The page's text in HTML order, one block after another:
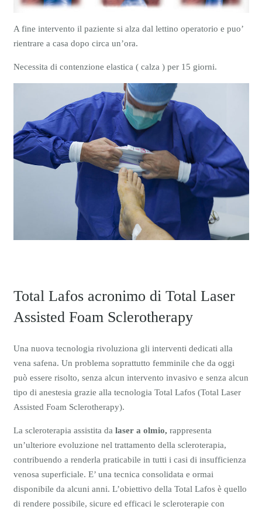
A fine intervento il paziente si alza dal lettino operatorio e puo’
rientrare a casa dopo circa un’ora.
Necessita di contenzione elastica ( calza ) per 15 giorni.
Total Lafosacronimo di Total Laser
Assisted Foam Sclerotherapy
Una nuova tecnologia rivoluziona gli interventi dedicati alla
vena safena. Un problema soprattutto femminile che da oggi
può essere risolto, senza alcun intervento invasivo e senza alcun
tipo di anestesia grazie alla tecnologia Total Lafos (Total Laser
Assisted Foam Sclerotherapy).
La scleroterapia assistita da laser a olmio, rappresenta
un’ulteriore evoluzione nel trattamento della scleroterapia,
contribuendo a renderla praticabile in tutti i casi di insufficienza
venosa superficiale. E’ una tecnica consolidata e ormai
disponibile da alcuni anni. L’obiettivo della Total Lafos è quello
di rendere possibile, sicure ed efficaci le scleroterapie con